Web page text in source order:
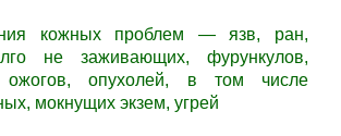
кожных проблем — язв, ран,
не заживающих, фурункулов,
ожогов, опухолей, в том числе
мокнущих экзем, угрей